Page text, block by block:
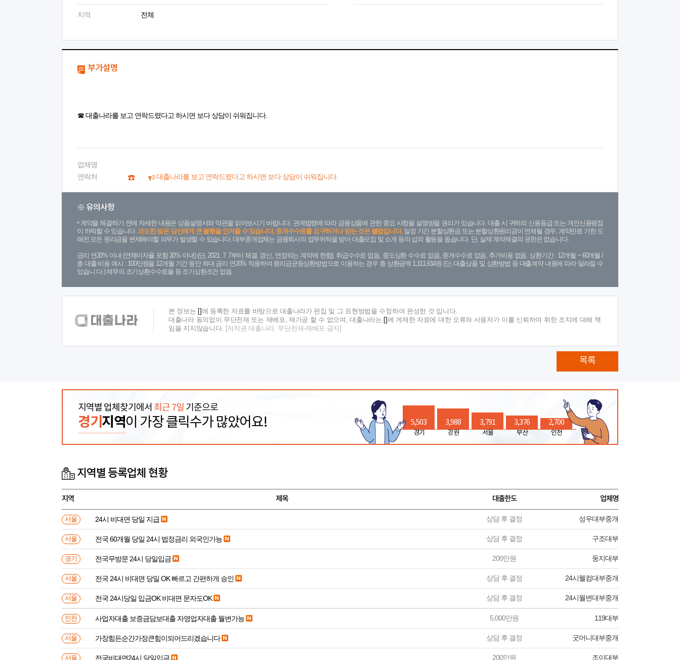
지역 전체
부가설명
☎ 대출나라를 보고 연락드렸다고 하시면 보다 상담이 쉬워집니다.
업체명
연락처
대출나라를 보고 연락드렸다고 하시면 보다 상담이 쉬워집니다.
※ 유의사항
계약을 체결하기 전에 자세한 내용은 상품설명서와 약관을 읽어보시기 바랍니다. 관계법령에 따라 금융상품에 관한 중요 사항을 설명받을 권리가 있습니다. 대출 시 귀하의 신용등급 또는 개인신용평점
이 하락할 수 있습니다.과도한 빚은 당신에게 큰 불행을 안겨줄 수 있습니다. 중개수수료를 요구하거나 받는 것은 불법입니다.일정 기간 분할상환금 또는 분할상환원리금이 연체될 경우, 계약만료 기한 도
래전 모든 원리금을 변제해야할 의무가 발생할 수 있습니다. 대부중개업체는 금융회사의 업무위탁을 받아 대출모집 및 소개 등의 섭외 활동을 돕습니다. 단, 실제 계약체결의 권한은 없습니다.
금리 연20% 이내 (연체이자율 포함 20% 이내) (단, 2021. 7. 7부터 체결, 갱신, 연장되는 계약에 한함), 취급수수료 없음, 중도상환 수수료 없음, 중개수수료 없음, 추가비용 없음. 상환기간 : 12개월 ~ 60개월 /
총 대출 비용 예시 : 100만원을 12개월 기간 동안 최대 금리 연20% 적용하여 원리금균등상환방법으로 이용하는 경우 총 상환금액 1,111,614원 (단, 대출상품 및 상환방법 등 대출계약 내용에 따라 달라질 수
있습니 다.) 채무의 조기상환수수료율 등 조기상환조건 없음.
본 정보는
에 등록한 자료를 바탕으로 대출나라가 편집 및 그 표현방법을 수정하여 완성한 것 입니다.
대출나라 동의없이 무단전재 또는 재배포, 재가공 할 수 없으며, 대출나라는
에 게재한 자료에 대한 오류와 사용자가 이를 신뢰하여 취한 조치에 대해 책
임을 지지않습니다.
[저작권 대출나라. 무단전재-재배포 금지]
목록
지역별 업체찾기에서 최근 7일 기준으로
경기 지역이 가장 클릭수가 많았어요! 5,503
경기
3,988
강원
3,791
서울
3,376
부산
2,700
인천
지역별 등록업체 현황
지역 제목 대출한도 업체명
서울 24시 비대면 당일 지급 상담 후 결정 성우대부중개
서울 전국 60개월 당일 24시 법정금리 외국인가능 상담 후 결정 구조대부
경기 전국무방문 24시 당일입금 200만원 둥지대부
서울 전국 24시 비대면 당일 OK 빠르고 간편하게 승인 상담 후 결정 24시웰컴대부중개
서울 전국 24시당일 입금OK 비대면 문자도OK 상담 후 결정 24시월변대부중개
인천 사업자대출 보증금담보대출 자영업자대출 월변가능 5,000만원 119대부
서울 가장힘든순간가장큰힘이되어드리겠습니다 상담 후 결정 굿머니대부중개
서울 전국비대면24시 당일입금 200만원 조이대부